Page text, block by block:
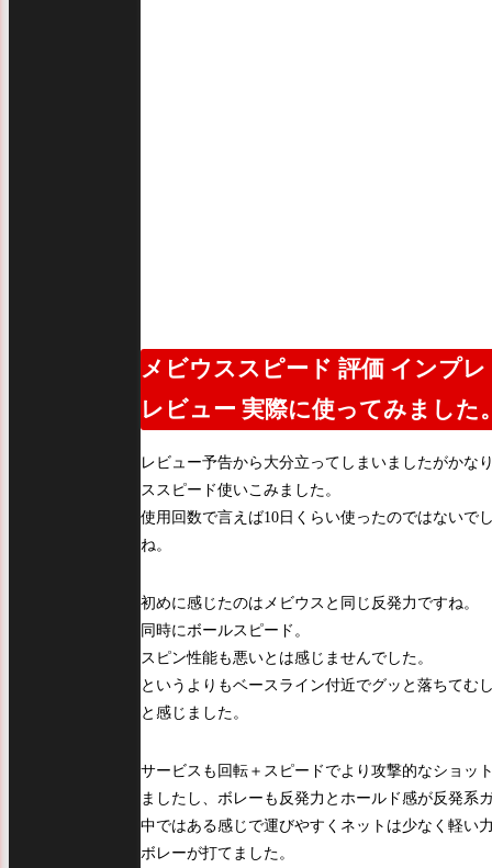
メビウススピード 評価 インプレ
レビュー 実際に使ってみました
レビュー予告から大分立ってしまいましたがかな
ススピード使いこみました。
使用回数で言えば10日くらい使ったのではないで
ね。
初めに感じたのはメビウスと同じ反発力ですね。
同時にボールスピード。
スピン性能も悪いとは感じませんでした。
というよりもベースライン付近でグッと落ちてむ
と感じました。
サービスも回転＋スピードでより攻撃的なショッ
ましたし、ボレーも反発力とホールド感が反発系
中ではある感じで運びやすくネットは少なく軽い
ボレーが打てました。